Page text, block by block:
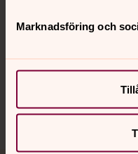
Marknadsföring och
Hitta snabbt
Sociala kanaler